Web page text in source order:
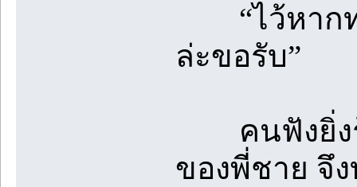
“ไว้หากท่า
ล่ะขอรับ”
คนฟังยิ่งรู้
ของพี่ชาย จึ